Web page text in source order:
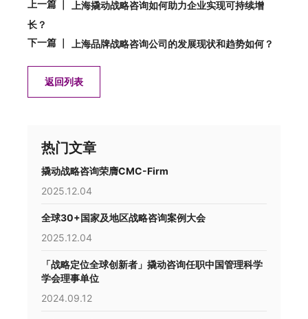
上一篇 ｜
上海撬动战略咨询如何助力企业实现可持续增
长？
下一篇 ｜
上海品牌战略咨询公司的发展现状和趋势如何？
返回列表
热门文章
撬动战略咨询荣膺CMC-Firm
2025.12.04
全球30+国家及地区战略咨询案例大会
2025.12.04
「战略定位全球创新者」撬动咨询任职中国管理科学
学会理事单位
2024.09.12